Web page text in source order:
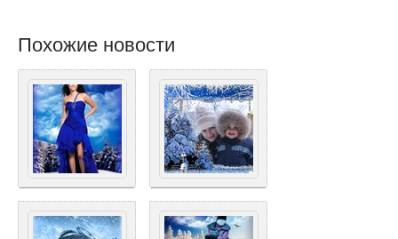
Похожие новости